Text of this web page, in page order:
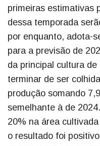
primeiras estimativas
dessa temporada
por enquanto, adota-
para a previsão de
da principal cultura
terminar de ser
produção somando
semelhante à de
20% na área
o resultado foi